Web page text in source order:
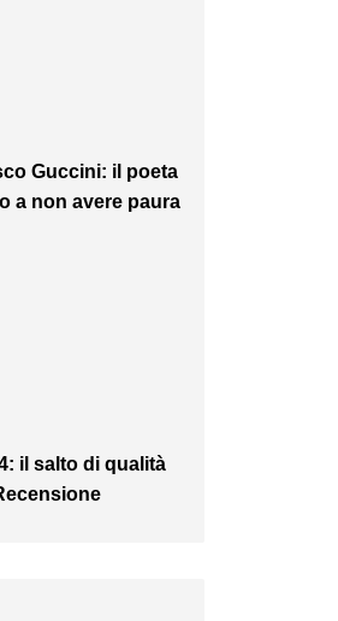
Guccini: il poeta
a non avere paura
il salto di qualità